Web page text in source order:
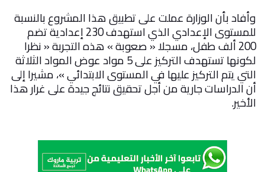
وأفاد بأن الوزارة عملت على تطبيق هذا المشروع بالنسبة
للمستوى الإعدادي الذي استهدف 230 إعدادية تضم
200 ألف طفل، مسجلا « صعوبة » هذه التجربة « نظرا
لكونها تستهدف التركيز على 5 مواد عوض المواد الثلاثة
التي يتم التركيز عليها في المستوى الابتدائي »، مشيرا إلى
أن الدراسات جارية من أجل تحقيق نتائج جيدة على غرار هذا
الأخير.